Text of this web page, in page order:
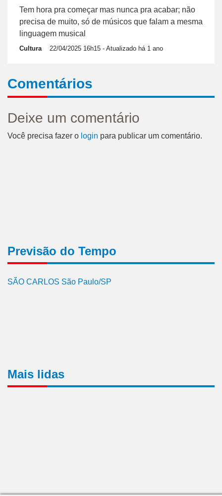
Tem hora pra começar mas nunca pra acabar; não
precisa de muito, só de músicos que falam a mesma
linguagem musical
Cultura 22/04/2025 16h15 - Atualizado há 1 ano
Comentários
Deixe um comentário
Você precisa fazer o login para publicar um comentário.
Previsão do Tempo
SÃO CARLOS São Paulo/SP
Mais lidas